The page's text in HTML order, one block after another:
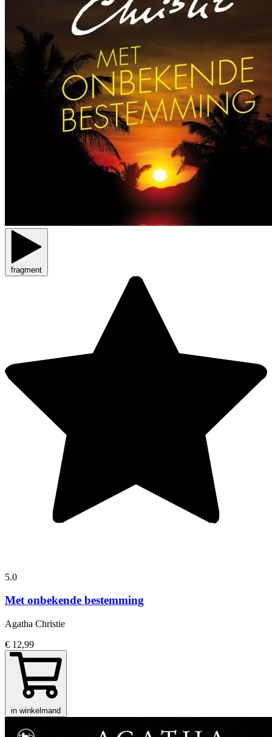
fragment
5.0
Met onbekende bestemming
Agatha Christie
€ 12,99
in winkelmand